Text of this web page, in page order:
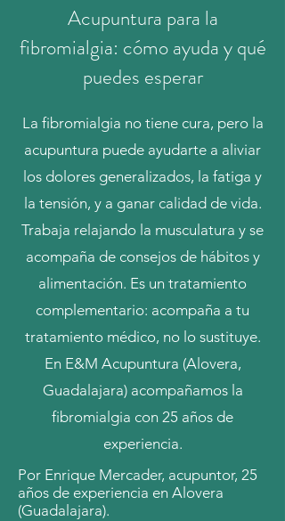
Acupuntura para la
fibromialgia: cómo ayuda y qué
puedes esperar
La fibromialgia no tiene cura, pero la
acupuntura puede ayudarte a aliviar
los dolores generalizados, la fatiga y
la tensión, y a ganar calidad de vida.
Trabaja relajando la musculatura y se
acompaña de consejos de hábitos y
alimentación. Es un tratamiento
complementario: acompaña a tu
tratamiento médico, no lo sustituye.
En E&M Acupuntura (Alovera,
Guadalajara) acompañamos la
fibromialgia con 25 años de
experiencia.
Por Enrique Mercader, acupuntor, 25
años de experiencia en Alovera
(Guadalajara).